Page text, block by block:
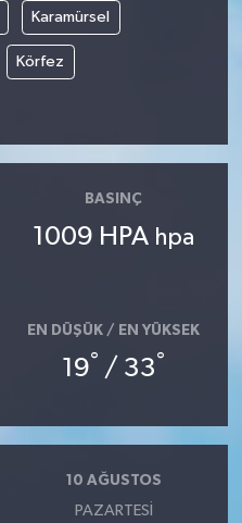
Karamürsel
Körfez
BASINÇ
1009 HPA hpa
EN DÜŞÜK / EN YÜKSEK
19° / 33°
10 AĞUSTOS
PAZARTESI